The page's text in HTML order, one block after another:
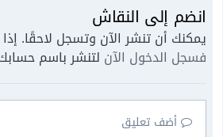
انضم إلى النقاش
يمكنك أن تنشر الآن وتسجل لاحقًا.
فسجل الدخول الآن لتنشر باسم
أضف تعليق